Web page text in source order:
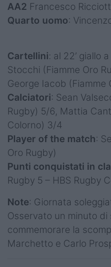
AA2 Francesco
Quarto uomo:
Cartellini: al 22’ giallo
Stocchi (Fiamme Oro
George Iacob (Fiamme
Calciatori: Sean
Rugby) 5/6, Mattia
Colorno) 3/4
Player of the match:
Oro Rugby)
Punti conquistati in
Rugby 5 – HBS Rugby
Note: Giornata
Osservato un minuto di
commemorare la
Marchetto e Carlo